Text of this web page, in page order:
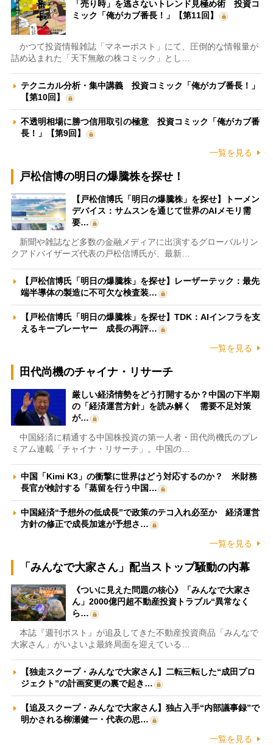
「売り時」を逃さないトレンド見極め術 投資コ
ミック「俺がカブ番長！」【第11回】
かつて投資情報雑誌「マネーポスト」にて、圧倒的な情報量が
詰め込まれた「天下無敵の株コミック」とし…
テクニカル分析・集中講義 投資コミック「俺がカブ番長！」
【第10回】
不透明相場に勝つ信用取引の極意 投資コミック「俺がカブ番
長！」【第9回】
一覧を見る
戸松信博の明日の爆騰株を探せ！
【戸松信博氏「明日の爆騰株」を探せ】トーメン
デバイス：サムスンを通じて世界のAIメモリ需
要…
新聞や雑誌など多数の金融メディアに出演するグローバルリン
クアドバイザーズ代表の戸松信博氏が、最新…
【戸松信博氏「明日の爆騰株」を探せ】レーザーテック：最先
端半導体の製造に不可欠な検査装…
【戸松信博氏「明日の爆騰株」を探せ】TDK：AIインフラを支
えるキープレーヤー 成長の再評…
一覧を見る
田代尚機のチャイナ・リサーチ
厳しい経済情勢をどう打開するか？中国の下半期
の「経済運営方針」を読み解く 需要不足対策
が…
中国経済に精通する中国株投資の第一人者・田代尚機氏のプレ
ミアム連載「チャイナ・リサーチ」。中国の…
中国「Kimi K3」の衝撃に世界はどう対応するのか？ 米財務
長官が検討する「蒸留を行う中国…
中国経済“予想外の低成長”で政策のテコ入れ必至か 経済運営
方針の修正で成長加速が予想さ…
一覧を見る
「みんなで大家さん」配当ストップ騒動の内幕
《ついに見えた問題の核心》「みんなで大家さ
ん」2000億円超不動産投資トラブル“異常なく
ら…
本誌『週刊ポスト』が追及してきた不動産投資商品「みんなで
大家さん」がいよいよ最終局面を迎えている…
【独走スクープ・みんなで大家さん】二転三転した“成田プロ
ジェクト”の計画変更の裏で起き…
【追及スクープ・みんなで大家さん】独占入手“内部議事録”で
明かされる柳瀬健一・代表の思…
一覧を見る